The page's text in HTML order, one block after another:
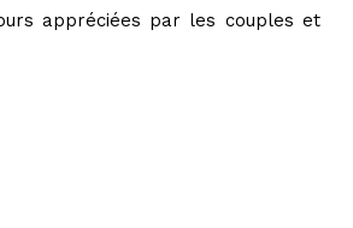
appréciées par les couples et